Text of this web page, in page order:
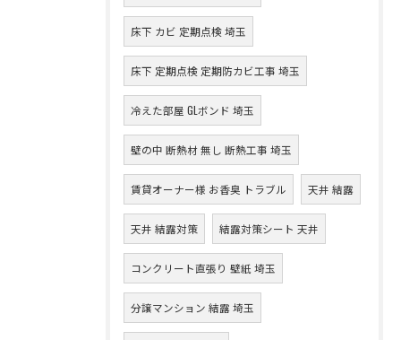
床下 カビ 定期点検 埼玉
床下 定期点検 定期防カビ工事 埼玉
冷えた部屋 GLボンド 埼玉
壁の中 断熱材 無し 断熱工事 埼玉
賃貸オーナー様 お香臭 トラブル 天井 結露
天井 結露対策 結露対策シート 天井
コンクリート直張り 壁紙 埼玉
分譲マンション 結露 埼玉